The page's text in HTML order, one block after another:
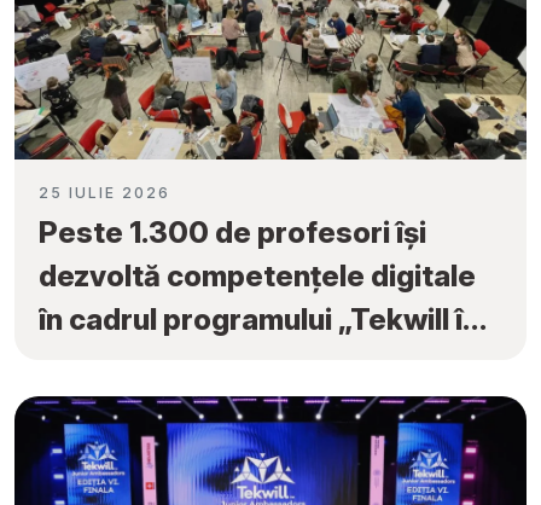
25 IULIE 2026
Peste 1.300 de profesori își
dezvoltă competențele digitale
în cadrul programului „Tekwill în